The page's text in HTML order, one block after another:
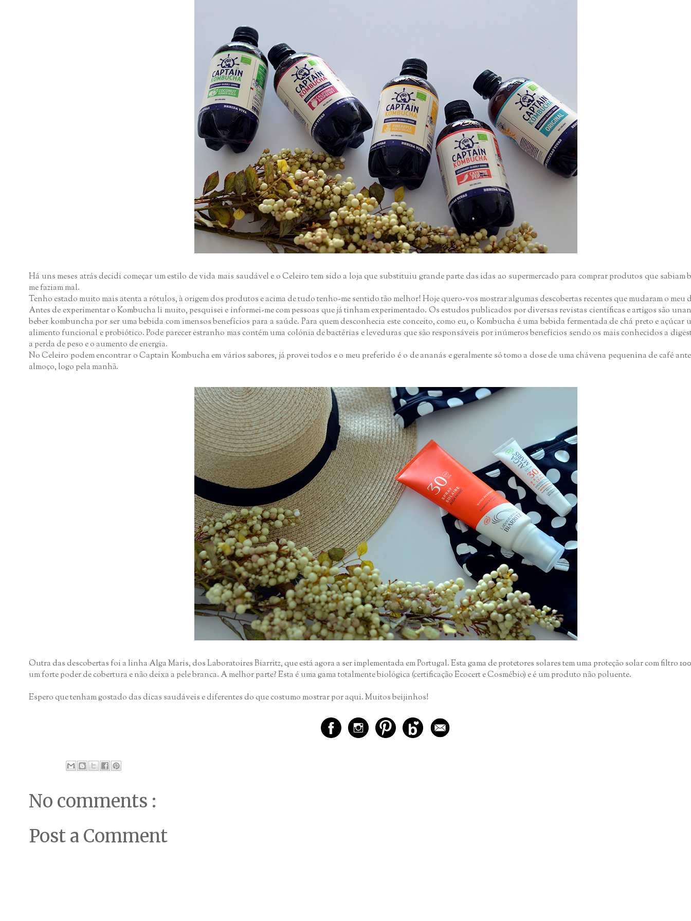
Há uns meses atrás decidi começar um estilo de vida mais saudável e o Celeiro tem sido a loja que substituiu grande parte das idas ao supermercado para comprar produtos que sabiam
me faziam mal.
Tenho estado muito mais atenta a rótulos, à origem dos produtos e acima de tudo tenho-me sentido tão melhor! Hoje quero-vos mostrar algumas descobertas recentes que mudaram o
Antes de experimentar o Kombucha li muito, pesquisei e informei-me com pessoas que já tinham experimentado. Os estudos publicados por diversas revistas científicas e artigos são
beber kombuncha por ser uma bebida com imensos benefícios para a saúde. Para quem desconhecia este conceito, como eu, o Kombucha é uma bebida fermentada de chá preto e açúcar
alimento funcional e probiótico. Pode parecer estranho mas contém uma colónia de bactérias e leveduras que são responsáveis por inúmeros benefícios sendo os mais conhecidos a
a perda de peso e o aumento de energia.
No Celeiro podem encontrar o Captain Kombucha em vários sabores, já provei todos e o meu preferido é o de ananás e geralmente só tomo a dose de uma chávena pequenina de café
almoço, logo pela manhã.
Outra das descobertas foi a linha Alga Maris, dos Laboratoires Biarritz, que está agora a ser implementada em Portugal. Esta gama de protetores solares tem uma proteção solar com filtro
um forte poder de cobertura e não deixa a pele branca. A melhor parte? Esta é uma gama totalmente biológica (certificação Ecocert e Cosmébio) e é um produto não poluente.
Espero que tenham gostado das dicas saudáveis e diferentes do que costumo mostrar por aqui. Muitos beijinhos!
No comments :
Post a Comment